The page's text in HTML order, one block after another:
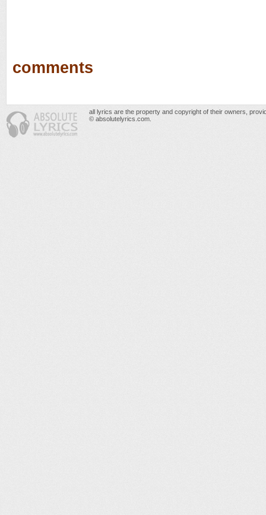
comments
all lyrics are the property and copyright of their owners,
© absolutelyrics.com.